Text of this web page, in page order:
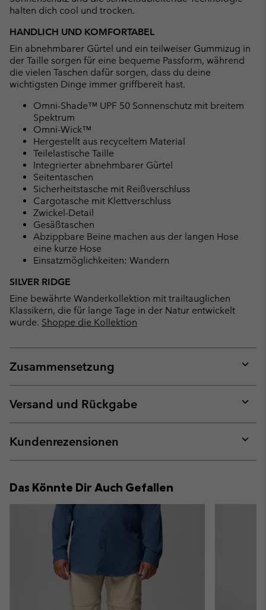
halten dich cool und trocken.
HANDLICH UND KOMFORTABEL
Ein abnehmbarer Gürtel und ein teilweiser Gummizug in
der Taille sorgen für eine bequeme Passform, während
die vielen Taschen dafür sorgen, dass du deine
wichtigsten Dinge immer griffbereit hast.
Omni-Shade™ UPF 50 Sonnenschutz mit breitem
Spektrum
Omni-Wick™
Hergestellt aus recyceltem Material
Teilelastische Taille
Integrierter abnehmbarer Gürtel
Seitentaschen
Sicherheitstasche mit Reißverschluss
Cargotasche mit Klettverschluss
Zwickel-Detail
Gesäßtaschen
Abzippbare Beine machen aus der langen Hose
eine kurze Hose
Einsatzmöglichkeiten: Wandern
SILVER RIDGE
Eine bewährte Wanderkollektion mit trailtauglichen
Klassikern, die für lange Tage in der Natur entwickelt
wurde. Shoppe die Kollektion
Zusammensetzung
or
Versand und Rückgabe
or
Kundenrezensionen
or
Das Könnte Dir Auch Gefallen